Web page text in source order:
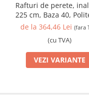
Rafturi de perete,
225 cm, Baza 40,
Antracit
de la 364,46 Lei (fara
(cu TVA)
VEZI VARIANTE